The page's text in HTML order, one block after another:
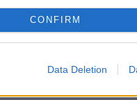
CONFIRM
Data Deletion
team
3
ET